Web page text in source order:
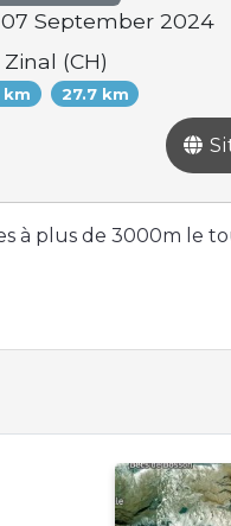
September 2024
(CH)
km 27.7 km
à plus de 3000m le